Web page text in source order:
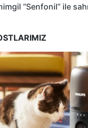
“Senfonil” ile